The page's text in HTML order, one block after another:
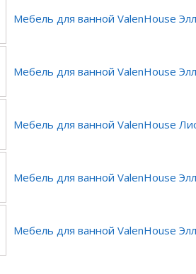
Мебель для ванной ValenHouse
Мебель для ванной ValenHouse
Мебель для ванной ValenHouse
Мебель для ванной ValenHouse
Мебель для ванной ValenHouse